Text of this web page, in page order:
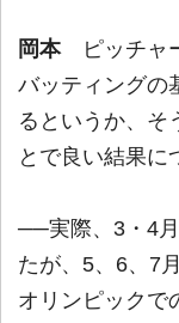
岡本ピッチャー
バッティングの
るというか、そ
とで良い結果に
──実際、3・4
たが、5、6、7
オリンピックで